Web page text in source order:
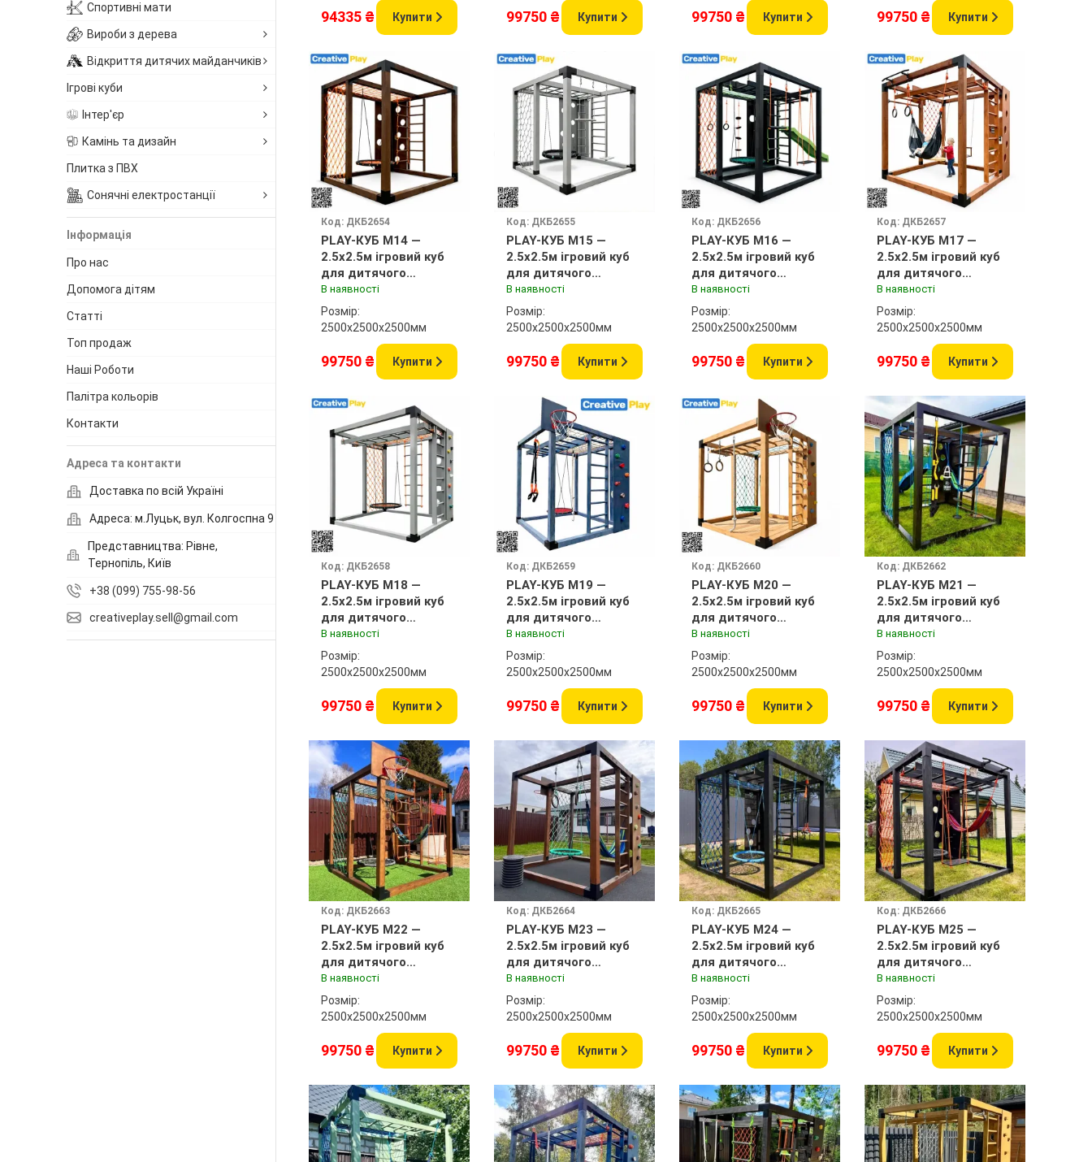
Спортивні мати
Вироби з дерева
Відкриття дитячих майданчиків
Ігрові куби
Інтер'єр
Камінь та дизайн
Плитка з ПВХ
Сонячні електростанції
Інформація
Про нас
Допомога дітям
Статті
Топ продаж
Наші Роботи
Палітра кольорів
Контакти
Адреса та контакти
Доставка по всій Україні
Адреса: м.Луцьк, вул. Колгоспна 9
Представництва: Рівне,
Тернопіль, Київ
+38 (099) 755-98-56
creativeplay.sell@gmail.com
94335 ₴ Купити 99750 ₴ Купити 99750 ₴ Купити 99750 ₴ Купити
Код: ДКБ2654
PLAY-КУБ M14 —
2.5x2.5м ігровий куб
для дитячого
майданчика
В наявності
Розмір:
2500х2500x2500мм
99750 ₴ Купити
Код: ДКБ2655
PLAY-КУБ M15 —
2.5x2.5м ігровий куб
для дитячого
майданчика
В наявності
Розмір:
2500х2500x2500мм
99750 ₴ Купити
Код: ДКБ2656
PLAY-КУБ M16 —
2.5x2.5м ігровий куб
для дитячого
майданчика
В наявності
Розмір:
2500х2500x2500мм
99750 ₴ Купити
Код: ДКБ2657
PLAY-КУБ M17 —
2.5x2.5м ігровий куб
для дитячого
майданчика
В наявності
Розмір:
2500х2500x2500мм
99750 ₴ Купити
Код: ДКБ2658
PLAY-КУБ M18 —
2.5x2.5м ігровий куб
для дитячого
майданчика
В наявності
Розмір:
2500х2500x2500мм
99750 ₴ Купити
Код: ДКБ2659
PLAY-КУБ M19 —
2.5x2.5м ігровий куб
для дитячого
майданчика
В наявності
Розмір:
2500х2500x2500мм
99750 ₴ Купити
Код: ДКБ2660
PLAY-КУБ M20 —
2.5x2.5м ігровий куб
для дитячого
майданчика
В наявності
Розмір:
2500х2500x2500мм
99750 ₴ Купити
Код: ДКБ2662
PLAY-КУБ M21 —
2.5x2.5м ігровий куб
для дитячого
майданчика
В наявності
Розмір:
2500х2500x2500мм
99750 ₴ Купити
Код: ДКБ2663
PLAY-КУБ M22 —
2.5x2.5м ігровий куб
для дитячого
майданчика
В наявності
Розмір:
2500х2500x2500мм
99750 ₴ Купити
Код: ДКБ2664
PLAY-КУБ M23 —
2.5x2.5м ігровий куб
для дитячого
майданчика
В наявності
Розмір:
2500х2500x2500мм
99750 ₴ Купити
Код: ДКБ2665
PLAY-КУБ M24 —
2.5x2.5м ігровий куб
для дитячого
майданчика
В наявності
Розмір:
2500х2500x2500мм
99750 ₴ Купити
Код: ДКБ2666
PLAY-КУБ M25 —
2.5x2.5м ігровий куб
для дитячого
майданчика
В наявності
Розмір:
2500х2500x2500мм
99750 ₴ Купити